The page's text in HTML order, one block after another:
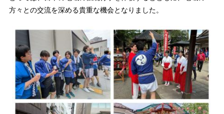
方々との交流を深める貴重な機会となりました。